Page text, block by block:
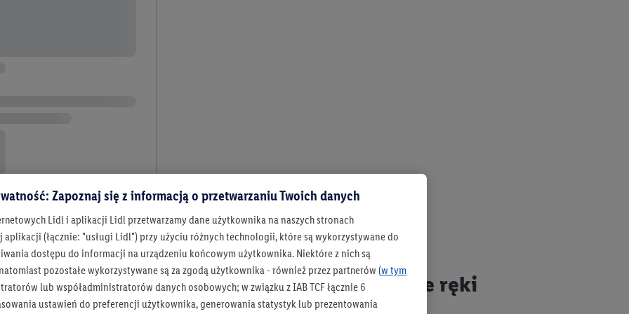
14 / 14
automatyzacja i czystość na wyciągnięcie ręki
Zapoznaj się z informacją o przetwarzaniu Twoich danych
Lidl i aplikacji Lidl przetwarzamy dane użytkownika na naszych stronach
aplikacji (łącznie: "usługi Lidl") przy użyciu różnych technologii, które są wykorzystywane do
dostępu do informacji na urządzeniu końcowym użytkownika. Niektóre z nich są
pozostałe wykorzystywane są za zgodą użytkownika - również przez partnerów (w tym
lub współadministratorów danych osobowych; w związku z IAB TCF łącznie 6
ustawień do preferencji użytkownika, generowania statystyk lub prezentowania